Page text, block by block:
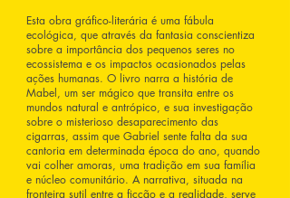
Esta obra gráfico-literária é uma fábula
ecológica, que através da fantasia conscientiza
sobre a importância dos pequenos seres no
ecossistema e os impactos ocasionados pelas
ações humanas. O livro narra a história de
Mabel, um ser mágico que transita entre os
mundos natural e antrópico, e sua investigação
sobre o misterioso desaparecimento das
cigarras, assim que Gabriel sente falta da sua
cantoria em determinada época do ano, quando
vai colher amoras, uma tradição em sua família
e núcleo comunitário. A narrativa, situada na
fronteira sutil entre a ficção e a realidade, serve